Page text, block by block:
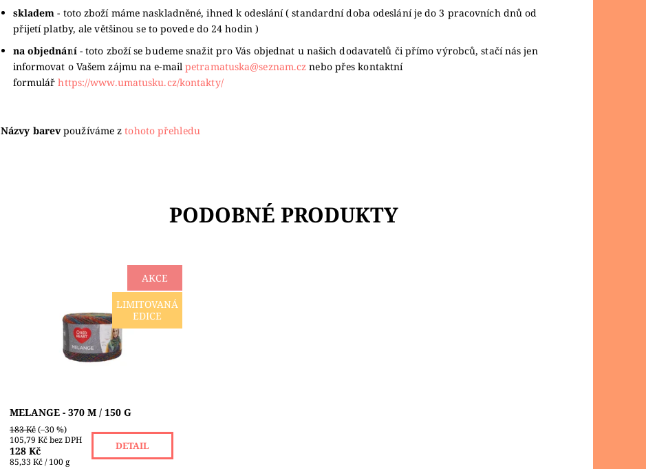
skladem - toto zboží máme naskladněné, ihned k odeslání ( standardní doba odeslání je do 3 pracovních dnů od
přijetí platby, ale většinou se to povede do 24 hodin )
na objednání - toto zboží se budeme snažit pro Vás objednat u našich dodavatelů či přímo výrobců, stačí nás jen
informovat o Vašem zájmu na e-mail petramatuska@seznam.cz nebo přes kontaktní
formulářhttps://www.umatusku.cz/kontakty/
Názvy barev používáme ztohoto přehledu
PODOBNÉ PRODUKTY
AKCE
LIMITOVANÁ
EDICE
POUZE DO VYPRODÁNÍ ZÁSOB!!!
Velice zajímavá a oblíbená
akrylová pletací příze s krásnými
přechody sladěných barev. Vhodná
například na...
Skladem 2
MELANGE - 370 M / 150 G
183 Kč(–30 %)
105,79 Kč bez DPH
128 Kč
85,33 Kč / 100 g
DETAIL